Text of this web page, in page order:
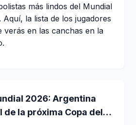
más lindos del Mundial
Aquí, la lista de los jugadores
verás en las canchas en la
2026: Argentina
de la próxima Copa del